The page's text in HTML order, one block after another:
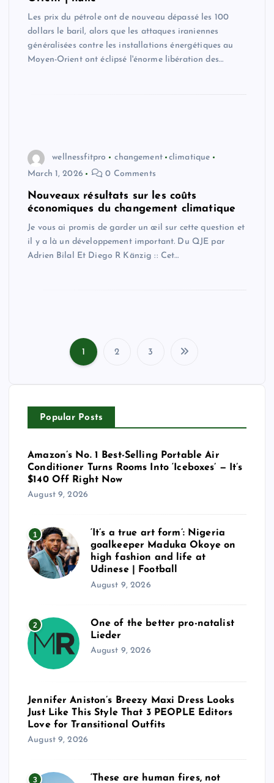
Les prix du pétrole ont de nouveau dépassé les 100
dollars le baril, alors que les attaques iraniennes
généralisées contre les installations énergétiques au
Moyen-Orient ont éclipsé l'énorme libération des…
wellnessfitpro changement
climatique
March 1, 2026
0 Comments
Nouveaux résultats sur les coûts
économiques du changement climatique
Je vous ai promis de garder un œil sur cette question et
il y a là un développement important. Du QJE par
Adrien Bilal Et Diego R Känzig :: Cet…
s
t
a
g
n
t
i
1 2 3
Popular Posts
Amazon’s No. 1 Best-Selling Portable Air
Conditioner Turns Rooms Into ‘Iceboxes’ — It’s
$140 Off Right Now
August 9, 2026
1
‘It’s a true art form’: Nigeria
goalkeeper Maduka Okoye on
high fashion and life at
Udinese | Football
August 9, 2026
2
One of the better pro-natalist
Lieder
August 9, 2026
Jennifer Aniston’s Breezy Maxi Dress Looks
Just Like This Style That 3 PEOPLE Editors
Love for Transitional Outfits
August 9, 2026
3
‘These are human fires, not